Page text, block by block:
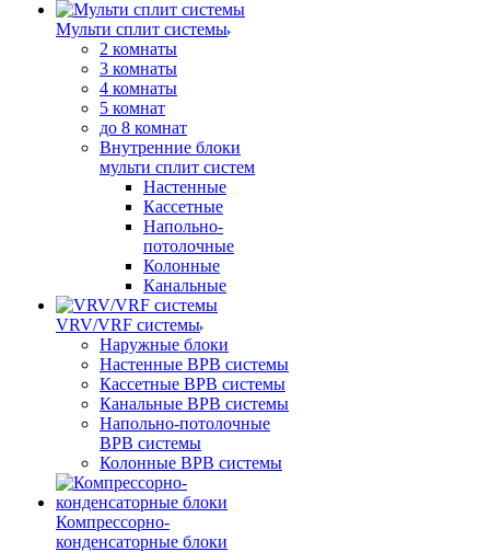
Мульти сплит системы
2 комнаты
3 комнаты
4 комнаты
5 комнат
до 8 комнат
Внутренние блоки
мульти сплит систем
Настенные
Кассетные
Напольно-
потолочные
Колонные
Канальные
VRV/VRF системы
Наружные блоки
Настенные ВРВ системы
Кассетные ВРВ системы
Канальные ВРВ системы
Напольно-потолочные
ВРВ системы
Колонные ВРВ системы
Компрессорно-
конденсаторные блоки